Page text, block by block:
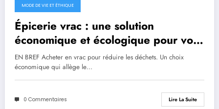
MODE DE VIE ET ÉTHIQUE
Épicerie vrac : une solution
économique et écologique pour vos
courses
EN BREF Acheter en vrac pour réduire les déchets. Un choix
économique qui allège le…
0 Commentaires Lire La Suite